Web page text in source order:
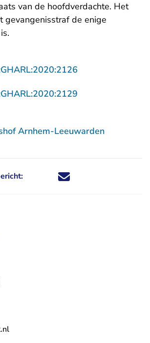
van de hoofdverdachte. Het
gevangenisstraf de enige
Arnhem-Leeuwarden
Deel dit nieuwsbericht via X -
Deel dit nieuwsbericht via
Deel dit nieuwsbericht
Deel dit